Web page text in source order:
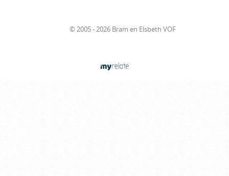
© 2005 - 2026 Bram en Elsbeth VOF